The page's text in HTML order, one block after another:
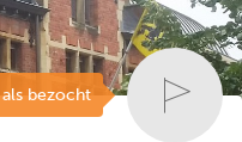
bezocht